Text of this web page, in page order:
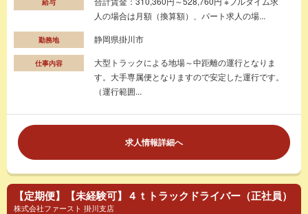
給与
人の場合は月額（換算額）、パート求人の場...
勤務地 静岡県掛川市
仕事内容
大型トラックによる地場～中距離の運行となりま
す。大手専属便となりますので安定した運行です。
（運行範囲...
求人情報詳細へ
【定期便】【未経験可】４ｔトラックドライバー（正社員）
株式会社ファースト 掛川支店